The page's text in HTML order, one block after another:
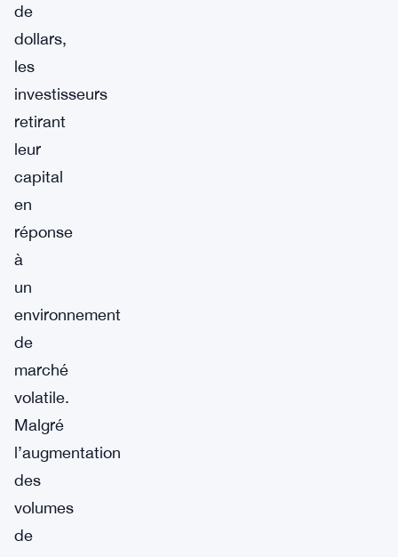
de
dollars,
les
investisseurs
retirant
leur
capital
en
réponse
à
un
environnement
de
marché
volatile.
Malgré
l’augmentation
des
volumes
de